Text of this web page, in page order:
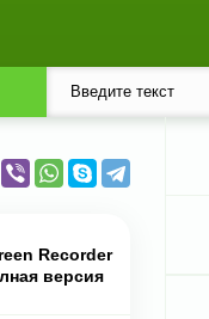
Recorder
версия